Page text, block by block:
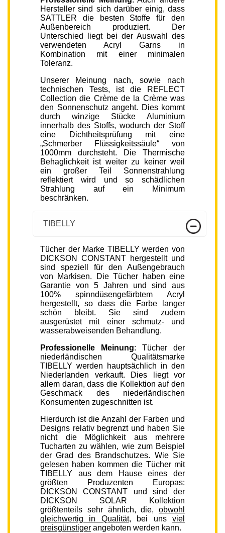
Hersteller sind sich darüber einig, dass
SATTLER die besten Stoffe für den
Außenbereich produziert. Der
Unterschied liegt bei der Auswahl des
verwendeten Acryl Garns in
Kombination mit einer minimalen
Toleranz.
Unserer Meinung nach, sowie nach
technischen Tests, ist die REFLECT
Collection die Crème de la Crème was
den Sonnenschutz angeht. Dies kommt
durch winzige Stücke Aluminium
innerhalb des Stoffs, wodurch der Stoff
eine Dichtheitsprüfung mit eine
„Schmerber Flüssigkeitssäule“ von
1000mm durchsteht. Die Thermische
Behaglichkeit ist weiter zu keiner weil
ein großer Teil Sonnenstrahlung
reflektiert wird und so schädlichen
Strahlung auf ein Minimum
beschränken.
TIBELLY
Tücher der Marke TIBELLY werden von
DICKSON CONSTANT hergestellt und
sind speziell für den Außengebrauch
von Markisen. Die Tücher haben eine
Garantie von 5 Jahren und sind aus
100% spinndüsengefärbtem Acryl
hergestellt, so dass die Farbe langer
schön bleibt. Sie sind zudem
ausgerüstet mit einer schmutz- und
wasserabweisenden Behandlung.
Professionelle Meinung: Tücher der
niederländischen Qualitätsmarke
TIBELLY werden hauptsächlich in den
Niederlanden verkauft. Dies liegt vor
allem daran, dass die Kollektion auf den
Geschmack des niederländischen
Konsumenten zugeschnitten ist.
Hierdurch ist die Anzahl der Farben und
Designs relativ begrenzt und haben Sie
nicht die Möglichkeit aus mehrere
Tucharten zu wählen, wie zum Beispiel
der Grad des Brandschutzes. Wie Sie
gelesen haben kommen die Tücher mit
TIBELLY aus dem Hause eines der
größten Produzenten Europas:
DICKSON CONSTANT und sind der
DICKSON SOLAR Kollektion
größtenteils sehr ähnlich, die, obwohl
gleichwertig in Qualität, bei unsviel
preisgünstiger angeboten werden kann.